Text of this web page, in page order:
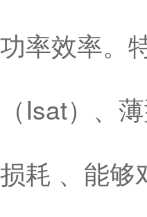
功率效率。
（Isat）、
损耗 、能够